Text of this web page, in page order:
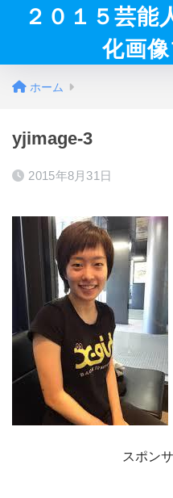
２０１５芸能
化画像
ホーム
yjimage-3
2015年8月31日
スポン